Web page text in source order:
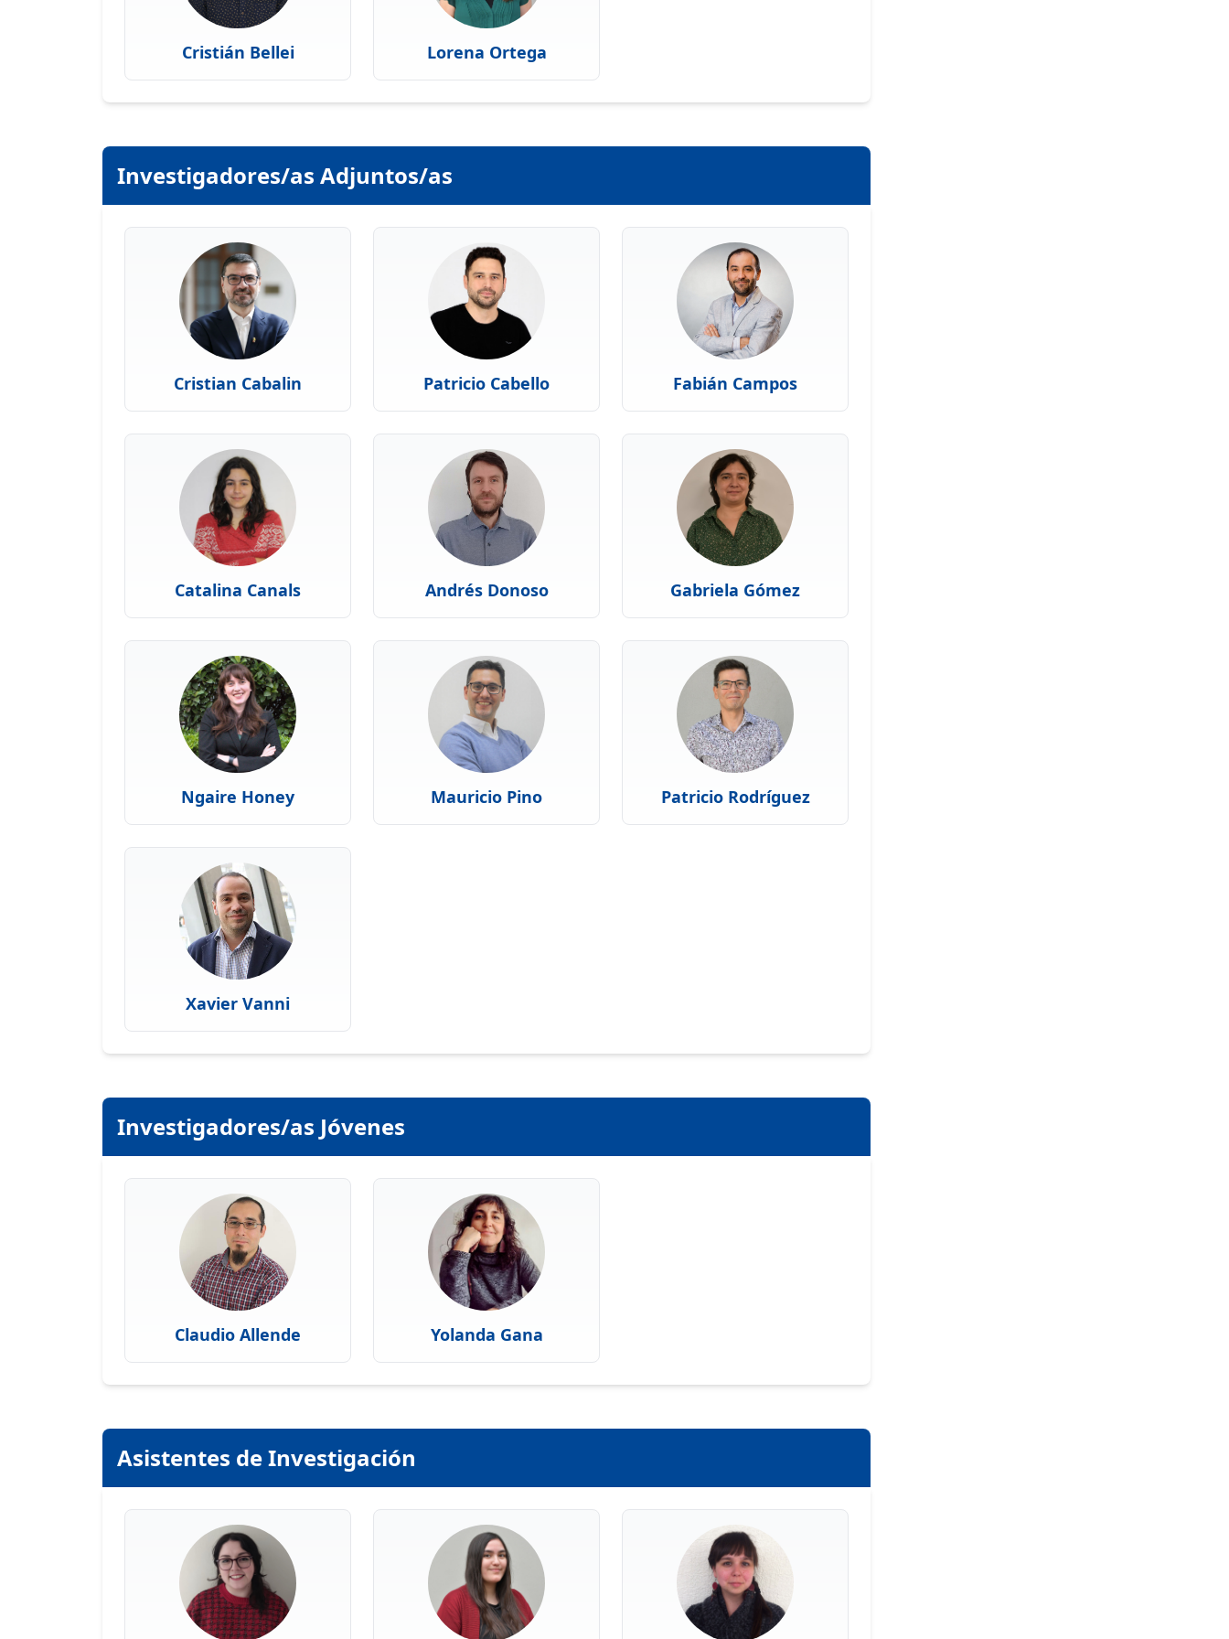
Cristián Bellei Lorena Ortega
Investigadores/as Adjuntos/as
Cristian Cabalin Patricio Cabello Fabián Campos
Catalina Canals Andrés Donoso Gabriela Gómez
Ngaire Honey Mauricio Pino Patricio Rodríguez
Xavier Vanni
Investigadores/as Jóvenes
Claudio Allende Yolanda Gana
Asistentes de Investigación